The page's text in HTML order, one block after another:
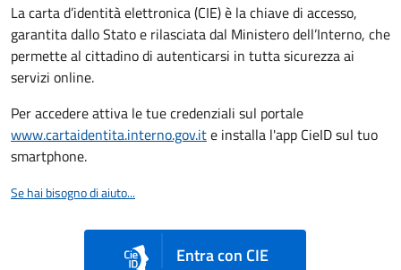
La carta d’identità elettronica (CIE) è la chiave di accesso,
garantita dallo Stato e rilasciata dal Ministero dell’Interno, che
permette al cittadino di autenticarsi in tutta sicurezza ai
servizi online.
Per accedere attiva le tue credenziali sul portale
www.cartaidentita.interno.gov.ite installa l'app CieID sul tuo
smartphone.
Se hai bisogno di aiuto...
Entra con CIE